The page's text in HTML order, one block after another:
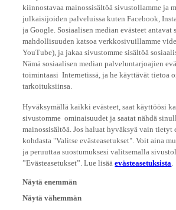
kiinnostavaa mainossisältöä sivustollamme ja
julkaisijoiden palveluissa kuten Facebook,
ja Google. Sosiaalisen median evästeet antavat
mahdollisuuden katsoa verkkosivuillamme
YouTube), ja jakaa sivustomme sisältöä
Nämä sosiaalisen median palveluntarjoajien
toimintaasi Internetissä, ja he käyttävät tietoa
tarkoituksiinsa.
Hyväksymällä kaikki evästeet, saat käyttöösi
sivustomme ominaisuudet ja saatat nähdä
mainossisältöä. Jos haluat hyväksyä vain tietyt
kohdasta "Valitse evästeasetukset". Voit aina
ja peruuttaa suostumuksesi valitsemalla
”Evästeasetukset”. Lue lisääevästeasetuksista
Näytä enemmän
Näytä vähemmän